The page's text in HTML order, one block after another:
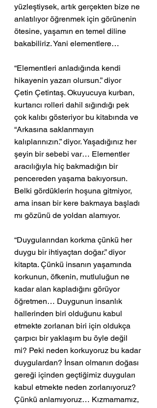
yüzleştiysek, artık gerçekten bize ne
anlatılıyor öğrenmek için görünenin
ötesine, yaşamın en temel diline
bakabiliriz. Yani elementlere…
“Elementleri anladığında kendi
hikayenin yazarı olursun.” diyor
Çetin Çetintaş. Okuyucuya kurban,
kurtarıcı rolleri dahil sığındığı pek
çok kalıbı gösteriyor bu kitabında ve
“Arkasına saklanmayın
kalıplarınızın.” diyor. Yaşadığınız her
şeyin bir sebebi var… Elementler
aracılığıyla hiç bakmadığın bir
pencereden yaşama bakıyorsun.
Belki gördüklerin hoşuna gitmiyor,
ama insan bir kere bakmaya başladı
mı gözünü de yoldan alamıyor.
“Duygularından korkma çünkü her
duygu bir ihtiyaçtan doğar.” diyor
kitapta. Çünkü insanın yaşamında
korkunun, öfkenin, mutluluğun ne
kadar alan kapladığını görüyor
öğretmen… Duygunun insanlık
hallerinden biri olduğunu kabul
etmekte zorlanan biri için oldukça
çarpıcı bir yaklaşım bu öyle değil
mi? Peki neden korkuyoruz bu kadar
duygulardan? İnsan olmanın doğası
gereği içinden geçtiğimiz duyguları
kabul etmekte neden zorlanıyoruz?
Çünkü anlamıyoruz… Kızmamamız,